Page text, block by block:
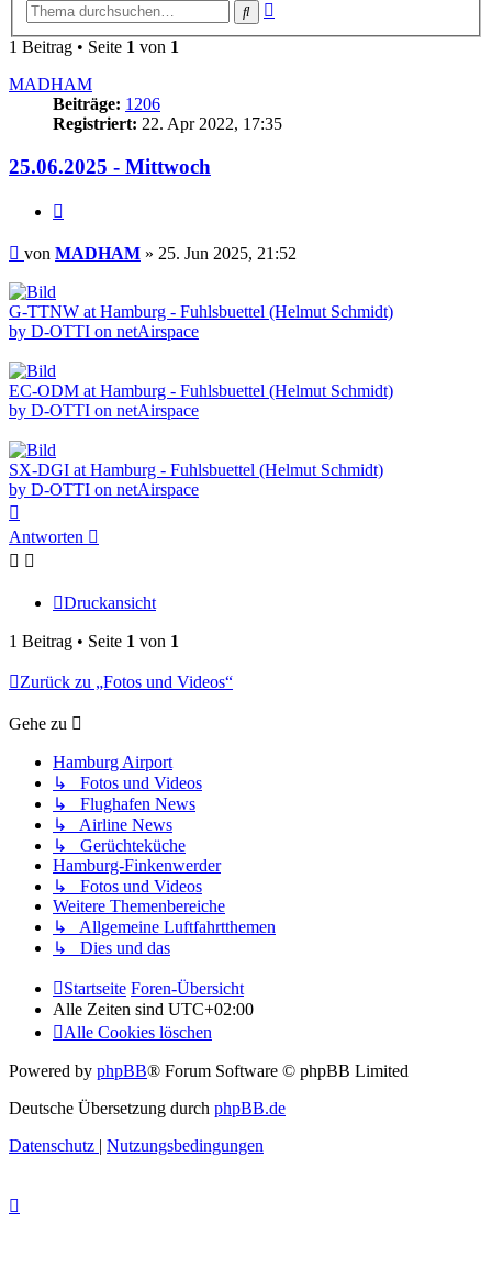
Suche
1 Beitrag • Seite 1 von 1
MADHAM
Beiträge: 1206
Registriert: 22. Apr 2022, 17:35
25.06.2025 - Mittwoch
Beitrag
von MADHAM » 25. Jun 2025, 21:52
G-TTNW at Hamburg - Fuhlsbuettel (Helmut Schmidt)
by D-OTTI on netAirspace
EC-ODM at Hamburg - Fuhlsbuettel (Helmut Schmidt)
by D-OTTI on netAirspace
SX-DGI at Hamburg - Fuhlsbuettel (Helmut Schmidt)
by D-OTTI on netAirspace
oben
Antworten
Druckansicht
1 Beitrag • Seite 1 von 1
Zurück zu „Fotos und Videos“
Gehe zu
Hamburg Airport
↳ Fotos und Videos
↳ Flughafen News
↳ Airline News
↳ Gerüchteküche
Hamburg-Finkenwerder
↳ Fotos und Videos
Weitere Themenbereiche
↳ Allgemeine Luftfahrtthemen
↳ Dies und das
Startseite Foren-Übersicht
Alle Zeiten sind UTC+02:00
Alle Cookies löschen
Powered by phpBB® Forum Software © phpBB Limited
Deutsche Übersetzung durch phpBB.de
Datenschutz | Nutzungsbedingungen